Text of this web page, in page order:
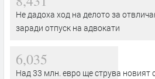
Не дадоха ход на делото за
заради отпуск на адвокати
6,035
Над 33 млн. евро ще струва новият